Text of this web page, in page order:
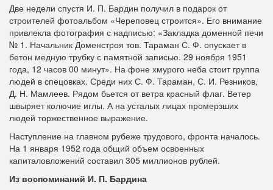
Две недели спустя И. П. Бардин получил в подарок от
строителей фотоальбом «Череповец строится». Его внимание
привлекла фотография с надписью: «Закладка доменной печи
№ 1. Начальник Доменстроя тов. Тараман С. Ф. опускает в
бетон медную трубку с памятной записью. 29 ноября 1951
года, 12 часов 00 минут». На фоне хмурого неба стоит группа
людей в спецовках. Среди них С. Ф. Тараман, С. И. Резников,
Д. Н. Мамлеев. Рядом бьется от ветра красный флаг. Ветер
швыряет колючие иглы. А на усталых лицах промерзших
людей торжественное выражение.
Наступление на главном рубеже трудового, фронта началось.
На 1 января 1952 года общий объем освоенных
капиталовложений составил 305 миллионов рублей.
Из воспоминаний И. П. Бардина